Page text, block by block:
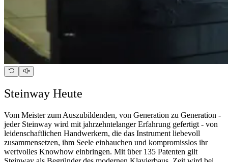
Steinway Heute
Vom Meister zum Auszubildenden, von Generation zu Generation -
jeder Steinway wird mit jahrzehntelanger Erfahrung gefertigt - von
leidenschaftlichen Handwerkern, die das Instrument liebevoll
zusammensetzen, ihm Seele einhauchen und kompromisslos ihr
wertvolles Knowhow einbringen. Mit über 135 Patenten gilt